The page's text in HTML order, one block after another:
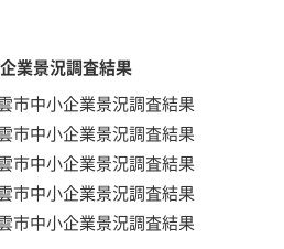
業景況調査結果
市中小企業景況調査結果
市中小企業景況調査結果
市中小企業景況調査結果
市中小企業景況調査結果
市中小企業景況調査結果